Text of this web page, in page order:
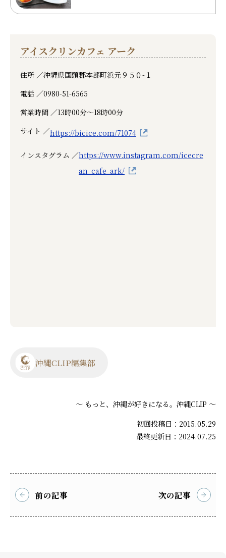
アイスクリンカフェ アーク
住所 ／沖縄県国頭郡本部町浜元９５０-１
電話 ／0980-51-6565
営業時間 ／13時00分～18時00分
サイト ／https://bicice.com/71074
インスタグラム ／https://www.instagram.com/icecre
an_cafe_ark/
沖縄CLIP編集部
～ もっと、沖縄が好きになる。沖縄CLIP ～
初回投稿日：2015.05.29
最終更新日：2024.07.25
前の記事 次の記事